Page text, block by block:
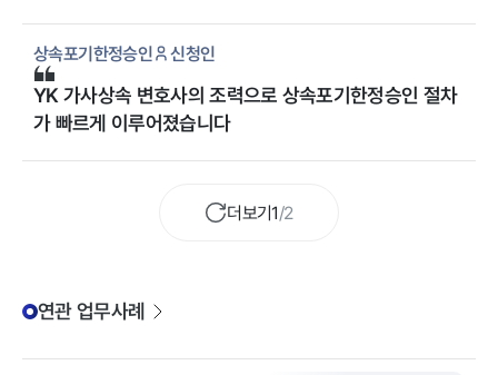
상속포기한정승인 신청인
YK 가사상속 변호사의 조력으로 상속포기한정승인 절차
가 빠르게 이루어졌습니다
더보기1/2
연관 업무사례